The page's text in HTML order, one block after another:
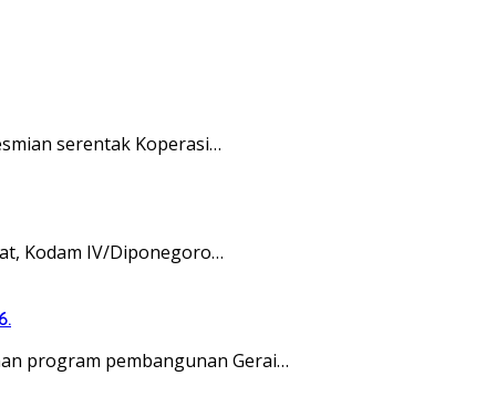
serentak Koperasi…
Kodam IV/Diponegoro…
program pembangunan Gerai…